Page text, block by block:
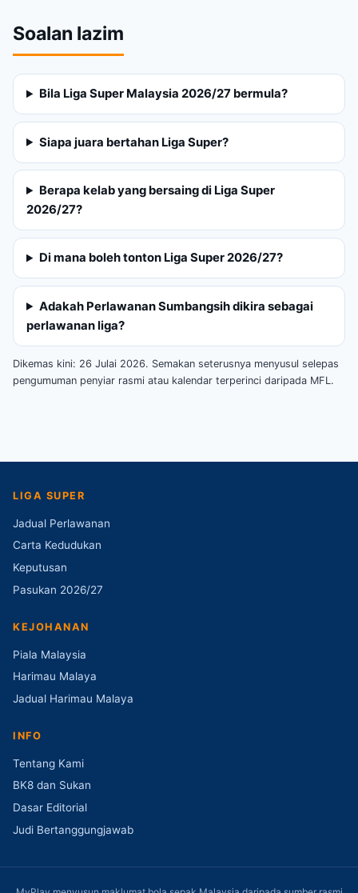
Soalan lazim
Bila Liga Super Malaysia 2026/27 bermula?
Siapa juara bertahan Liga Super?
Berapa kelab yang bersaing di Liga Super
2026/27?
Di mana boleh tonton Liga Super 2026/27?
Adakah Perlawanan Sumbangsih dikira sebagai
perlawanan liga?
Dikemas kini: 26 Julai 2026. Semakan seterusnya menyusul selepas
pengumuman penyiar rasmi atau kalendar terperinci daripada MFL.
LIGA SUPER
Jadual Perlawanan
Carta Kedudukan
Keputusan
Pasukan 2026/27
KEJOHANAN
Piala Malaysia
Harimau Malaya
Jadual Harimau Malaya
INFO
Tentang Kami
BK8 dan Sukan
Dasar Editorial
Judi Bertanggungjawab